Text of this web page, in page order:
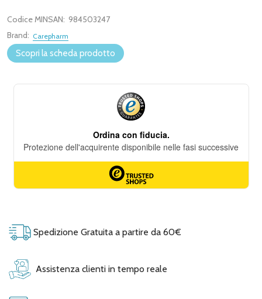
Codice MINSAN: 984503247
Brand: Carepharm
Scopri la scheda prodotto
Spedizione Gratuita a partire da 60€
Assistenza clienti in tempo reale